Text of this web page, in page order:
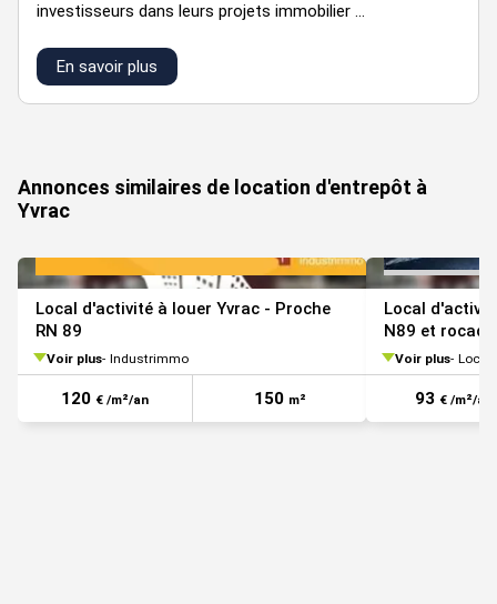
investisseurs dans leurs projets immobilier ...
En savoir plus
Annonces similaires de location d'entrepôt à
Yvrac
Local d'activité à louer Yvrac - Proche
RN 89
Voir plus Industrimmo
120 € /m²/an 150 m²
Local
N89 et rocade
Voir plus Loco
93 € /m²/an